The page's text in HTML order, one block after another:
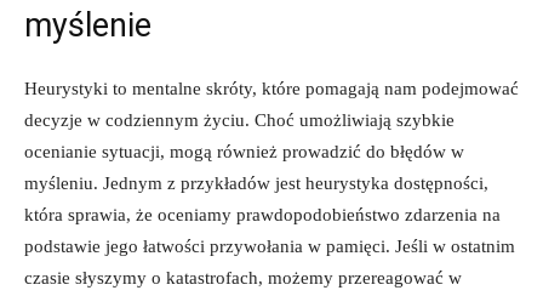
myślenie
Heurystyki to mentalne skróty, które pomagają nam podejmować
decyzje w codziennym życiu. Choć umożliwiają szybkie
ocenianie sytuacji, mogą również prowadzić do błędów w
myśleniu. Jednym z przykładów jest heurystyka dostępności,
która sprawia, że oceniamy prawdopodobieństwo zdarzenia na
podstawie jego łatwości przywołania w pamięci. Jeśli w ostatnim
czasie słyszymy o katastrofach, możemy przereagować w